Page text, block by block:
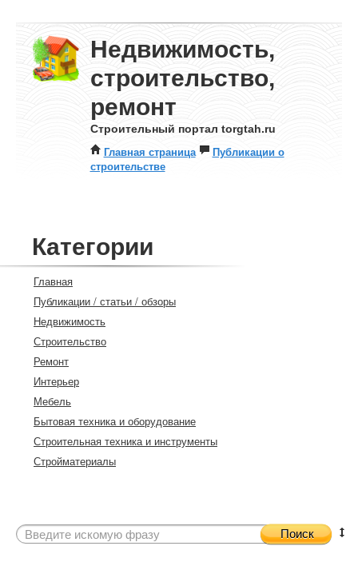
Недвижимость,
строительство,
ремонт
Строительный портал torgtah.ru
Главная страница
Публикации о
строительстве
Категории
Главная
Публикации / статьи / обзоры
Недвижимость
Строительство
Ремонт
Интерьер
Мебель
Бытовая техника и оборудование
Строительная техника и инструменты
Стройматериалы
Поиск